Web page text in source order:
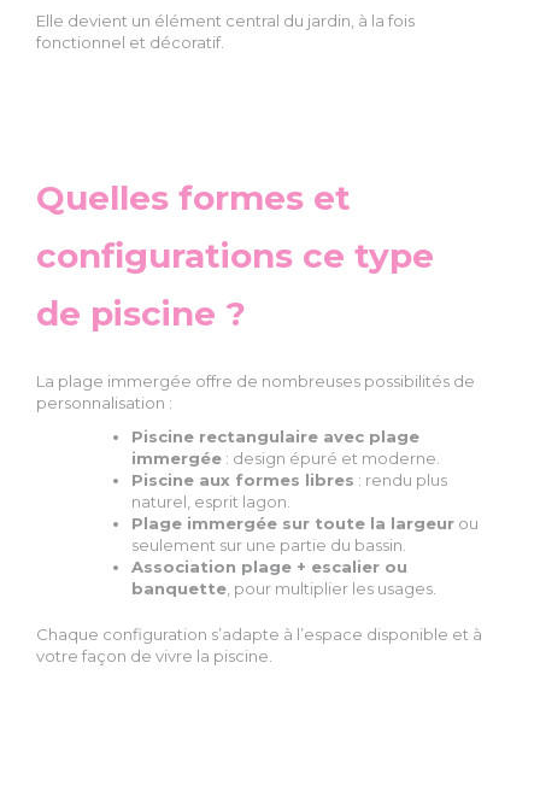
Elle devient un élément central du jardin, à la fois
fonctionnel et décoratif.
Quelles formes et
configurations ce type
de piscine ?
La plage immergée offre de nombreuses possibilités de
personnalisation :
Piscine rectangulaire avec plage
immergée : design épuré et moderne.
Piscine aux formes libres : rendu plus
naturel, esprit lagon.
Plage immergée sur toute la largeur ou
seulement sur une partie du bassin.
Association plage + escalier ou
banquette , pour multiplier les usages.
Chaque configuration s’adapte à l’espace disponible et à
votre façon de vivre la piscine.